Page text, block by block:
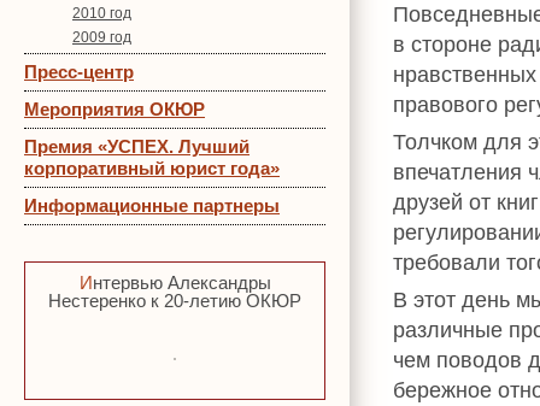
2010 год
2009 год
Пресс-центр
Мероприятия ОКЮР
Премия «УСПЕХ. Лучший
корпоративный юрист года»
Информационные партнеры
Интервью Александры
Нестеренко к 20-летию ОКЮР
в стороне
правового
Толчком для
впечатления
друзей от
требовали
В этот день
различные
чем поводов
бережное